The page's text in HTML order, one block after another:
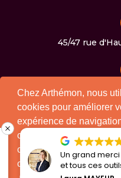
45/47 rue
01
Un grand merci à
et tous ces outils
Chez Arthémon, nous
cookies pour améliorer
expérience de
continuant à utiliser notre
consentez à l'utilisation
conformément à notre